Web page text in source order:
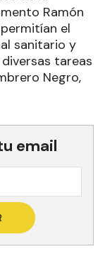
Ramón
el
sanitario y
tareas
Negro,
email